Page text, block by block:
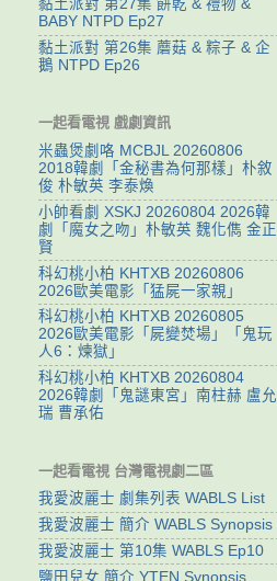
黏土派對 第27集 餅乾 & 禮物 &
BABY NTPD Ep27
黏土派對 第26集 蘑菇 & 粽子 & 企
鵝 NTPD Ep26
一起看電視 戲劇資訊
米蟲煲劇咯 MCBJL 20260806
2018韓劇「金秘書為何那樣」朴敘
俊 朴敏英 李泰煥
小帥看劇 XSKJ 20260804 2026韓
劇「魔女之吻」朴敏英 魏化儁 金正
賢
科幻桃小柏 KHTXB 20260806
2026歐美電影「猛屍一家親」
科幻桃小柏 KHTXB 20260805
2026歐美電影「屍變焚場」「鬼玩
人6：煉獄」
科幻桃小柏 KHTXB 20260804
2026韓劇「鬼謎東宮」南柱赫 盧允
瑞 曹承佑
一起看電視 台灣電視劇二區
我愛波麗士 劇集列表 WABLS List
我愛波麗士 簡介 WABLS Synopsis
我愛波麗士 第10集 WABLS Ep10
鹽田兒女 簡介 YTEN Synopsis